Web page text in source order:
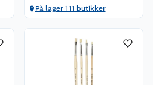
På lager i 11 butikker